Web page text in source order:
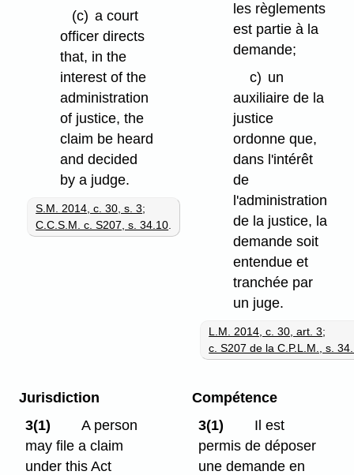
(c) a court
officer directs
that, in the
interest of the
administration
of justice, the
claim be heard
and decided
by a judge.
S.M. 2014, c. 30, s. 3;
C.C.S.M. c. S207, s. 34.10
les règlements
est partie à la
demande;
c) un
auxiliaire de la
justice
ordonne que,
dans l'intérêt
de
l'administration
de la justice, la
demande soit
entendue et
tranchée par
un juge.
L.M. 2014, c. 30, art. 3;
c. S207 de la C.P.L.M., s.
Jurisdiction
3(1)
A person
may file a claim
under this Act
Compétence
3(1)
Il est
permis de déposer
une demande en